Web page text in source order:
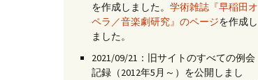
を作成しました。 学術雑誌『早稲田オ
ペラ／音楽劇研究』のページを作成し
ました。
2021/09/21：旧サイトのすべての例会
記録（2012年5月～）を公開しまし